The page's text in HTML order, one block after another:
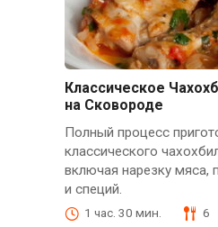
Классическое
на Сковороде
Полный процесс
классического
включая нарезку мяса,
и специй.
1 час. 30 мин. 6